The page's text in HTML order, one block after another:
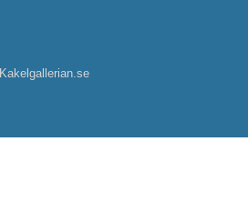
Kakelgallerian.se